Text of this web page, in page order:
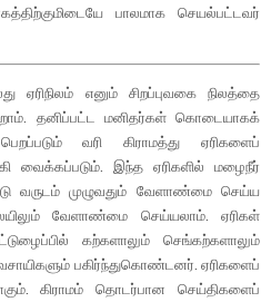
பாலமாக செயல்பட்டவர்
ஏரிநிலம் எனும் சிறப்புவகை நிலத்தை
தனிப்பட்ட மனிதர்கள் கொடையாகக்
வரி கிராமத்து ஏரிகளைப்
வைக்கப்படும். இந்த ஏரிகளில் மழைநீர்
வருடம் முழுவதும் வேளாண்மை செய்ய
வேளாண்மை செய்யலாம். ஏரிகள்
கற்களாலும் செங்கற்களாலும்
பகிர்ந்துகொண்டனர். ஏரிகளைப்
கிராமம் தொடர்பான செய்திகளைப்